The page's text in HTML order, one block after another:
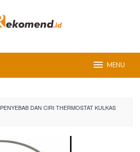
MENU
PENYEBAB DAN CIRI THERMOSTAT KULKAS